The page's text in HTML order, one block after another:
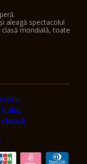
aleagă spectacolul
mondială, toate